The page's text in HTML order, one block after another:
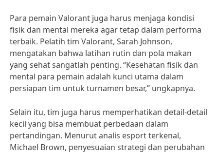
Para pemain Valorant juga harus menjaga kondisi
fisik dan mental mereka agar tetap dalam performa
terbaik. Pelatih tim Valorant, Sarah Johnson,
mengatakan bahwa latihan rutin dan pola makan
yang sehat sangatlah penting. “Kesehatan fisik dan
mental para pemain adalah kunci utama dalam
persiapan tim untuk turnamen besar,” ungkapnya.
Selain itu, tim juga harus memperhatikan detail-detail
kecil yang bisa membuat perbedaan dalam
pertandingan. Menurut analis esport terkenal,
Michael Brown, penyesuaian strategi dan perubahan